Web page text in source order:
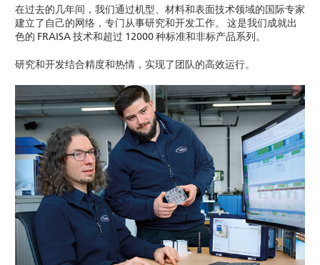
在过去的几年间，我们通过机型、材料和表面技术领域的国际专家
建立了自己的网络，专门从事研究和开发工作。 这是我们成就出
色的 FRAISA 技术和超过 12000 种标准和非标产品系列。
研究和开发结合精度和热情，实现了团队的高效运行。